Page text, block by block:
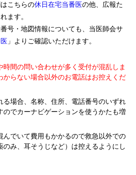
こちらの休日在宅当番医の他、広報た
ます。
号・地図情報についても、当医師会サ
」よりご確認いただけます。
時間の問い合わせが多く受付が混乱しま
からない場合以外のお電話はお控えくだ
る場合、名称、住所、電話番号のいずれ
のでカーナビゲーションを使うかたも増
んでいて費用もかかるので救急以外での
のみ、耳そうじなど）は控えるようにし